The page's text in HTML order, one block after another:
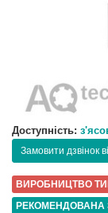
Доступність:
Замовити дзвінок
ВИРОБНИЦТВО
РЕКОМЕНДОВАНА